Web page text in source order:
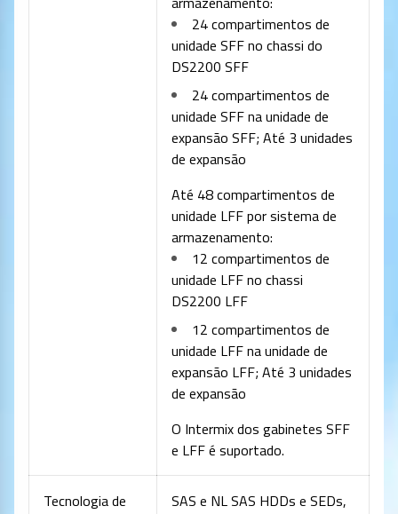
24 compartimentos de
unidade SFF no chassi do
DS2200 SFF
24 compartimentos de
unidade SFF na unidade de
expansão SFF; Até 3 unidades
de expansão
Até 48 compartimentos de
unidade LFF por sistema de
armazenamento:
12 compartimentos de
unidade LFF no chassi
DS2200 LFF
12 compartimentos de
unidade LFF na unidade de
expansão LFF; Até 3 unidades
de expansão
O Intermix dos gabinetes SFF
e LFF é suportado.
Tecnologia de
SAS e NL SAS HDDs e SEDs,